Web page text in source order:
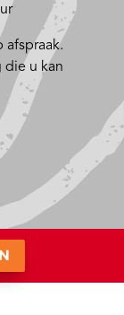
afspraak.
die u kan